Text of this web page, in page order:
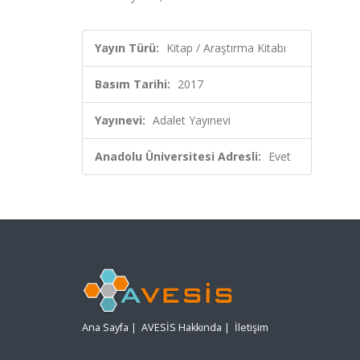
Yayın Türü: Kitap / Araştırma Kitabı
Basım Tarihi: 2017
Yayınevi: Adalet Yayınevi
Anadolu Üniversitesi Adresli: Evet
Ana Sayfa | AVESİS Hakkında | İletişim